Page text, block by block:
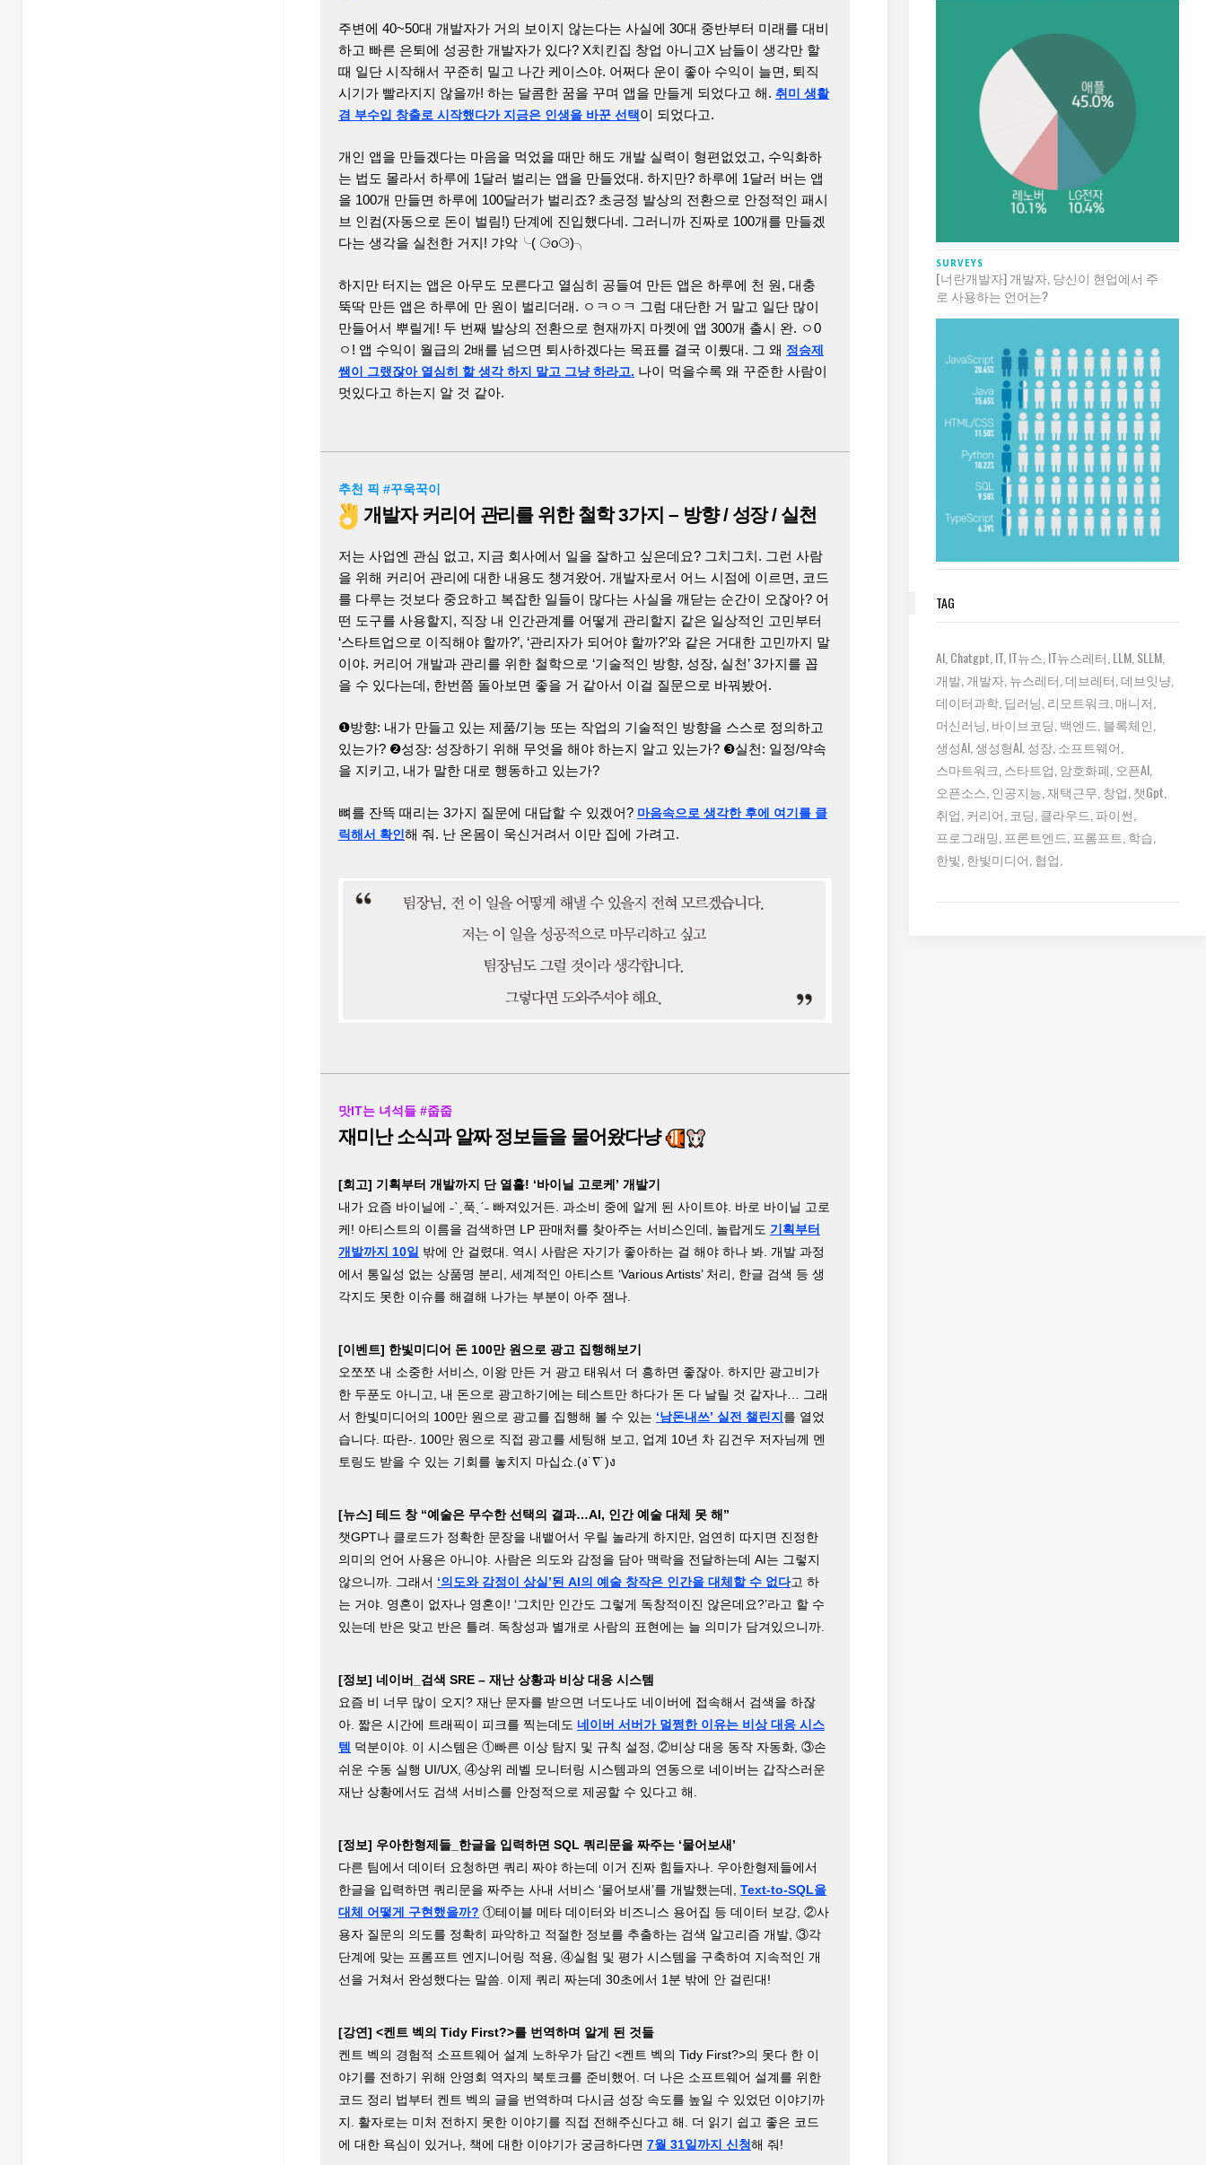
주변에 40~50대 개발자가 거의 보이지 않는다는 사실에 30대 중반부터 미래를 대비
하고 빠른 은퇴에 성공한 개발자가 있다? X치킨집 창업 아니고X 남들이 생각만 할
때 일단 시작해서 꾸준히 밀고 나간 케이스야. 어쩌다 운이 좋아 수익이 늘면, 퇴직
시기가 빨라지지 않을까! 하는 달콤한 꿈을 꾸며 앱을 만들게 되었다고 해. 취미 생활
겸 부수입 창출로 시작했다가 지금은 인생을 바꾼 선택이 되었다고.
개인 앱을 만들겠다는 마음을 먹었을 때만 해도 개발 실력이 형편없었고, 수익화하
는 법도 몰라서 하루에 1달러 벌리는 앱을 만들었대. 하지만? 하루에 1달러 버는 앱
을 100개 만들면 하루에 100달러가 벌리죠? 초긍정 발상의 전환으로 안정적인 패시
브 인컴(자동으로 돈이 벌림!) 단계에 진입했다네. 그러니까 진짜로 100개를 만들겠
다는 생각을 실천한 거지! 갸악╰( ⚆o⚆)╮
하지만 터지는 앱은 아무도 모른다고 열심히 공들여 만든 앱은 하루에 천 원, 대충
뚝딱 만든 앱은 하루에 만 원이 벌리더래. ㅇㅋㅇㅋ 그럼 대단한 거 말고 일단 많이
만들어서 뿌릴게! 두 번째 발상의 전환으로 현재까지 마켓에 앱 300개 출시 완. ㅇ0
ㅇ! 앱 수익이 월급의 2배를 넘으면 퇴사하겠다는 목표를 결국 이뤘대. 그 왜 정승제
쌤이 그랬잖아 열심히 할 생각 하지 말고 그냥 하라고. 나이 먹을수록 왜 꾸준한 사람이
멋있다고 하는지 알 것 같아.
추천 픽 #꾸욱꾹이
개발자 커리어 관리를 위한 철학 3가지 – 방향 / 성장 / 실천
저는 사업엔 관심 없고, 지금 회사에서 일을 잘하고 싶은데요? 그치그치. 그런 사람
을 위해 커리어 관리에 대한 내용도 챙겨왔어. 개발자로서 어느 시점에 이르면, 코드
를 다루는 것보다 중요하고 복잡한 일들이 많다는 사실을 깨닫는 순간이 오잖아? 어
떤 도구를 사용할지, 직장 내 인간관계를 어떻게 관리할지 같은 일상적인 고민부터
‘스타트업으로 이직해야 할까?’, ‘관리자가 되어야 할까?’와 같은 거대한 고민까지 말
이야. 커리어 개발과 관리를 위한 철학으로 ‘기술적인 방향, 성장, 실천’ 3가지를 꼽
을 수 있다는데, 한번쯤 돌아보면 좋을 거 같아서 이걸 질문으로 바꿔봤어.
❶방향: 내가 만들고 있는 제품/기능 또는 작업의 기술적인 방향을 스스로 정의하고
있는가? ❷성장: 성장하기 위해 무엇을 해야 하는지 알고 있는가? ❸실천: 일정/약속
을 지키고, 내가 말한 대로 행동하고 있는가?
뼈를 잔뜩 때리는 3가지 질문에 대답할 수 있겠어? 마음속으로 생각한 후에 여기를 클
릭해서 확인해 줘. 난 온몸이 욱신거려서 이만 집에 가려고.
맛IT는 녀석들 #줍줍
재미난 소식과 알짜 정보들을 물어왔다냥
[회고] 기획부터 개발까지 단 열흘! ‘바이닐 고로케’ 개발기
내가 요즘 바이닐에 ˗ˋˏ푹ˎˊ˗ 빠져있거든. 과소비 중에 알게 된 사이트야. 바로 바이닐 고로
케! 아티스트의 이름을 검색하면 LP 판매처를 찾아주는 서비스인데, 놀랍게도 기획부터
개발까지 10일 밖에 안 걸렸대. 역시 사람은 자기가 좋아하는 걸 해야 하나 봐. 개발 과정
에서 통일성 없는 상품명 분리, 세계적인 아티스트 ‘Various Artists’ 처리, 한글 검색 등 생
각지도 못한 이슈를 해결해 나가는 부분이 아주 잼나.
[이벤트] 한빛미디어 돈 100만 원으로 광고 집행해보기
오쪼쪼 내 소중한 서비스, 이왕 만든 거 광고 태워서 더 흥하면 좋잖아. 하지만 광고비가
한 두푼도 아니고, 내 돈으로 광고하기에는 테스트만 하다가 돈 다 날릴 것 같자나… 그래
서 한빛미디어의 100만 원으로 광고를 집행해 볼 수 있는 ‘남돈내쓰’ 실전 챌린지 를 열었
습니다. 따란-. 100만 원으로 직접 광고를 세팅해 보고, 업계 10년 차 김건우 저자님께 멘
토링도 받을 수 있는 기회를 놓치지 마십쇼.(ง˙∇˙)ง
[뉴스] 테드 창 “예술은 무수한 선택의 결과…AI, 인간 예술 대체 못 해”
챗GPT나 클로드가 정확한 문장을 내뱉어서 우릴 놀라게 하지만, 엄연히 따지면 진정한
의미의 언어 사용은 아니야. 사람은 의도와 감정을 담아 맥락을 전달하는데 AI는 그렇지
않으니까. 그래서 ‘의도와 감정이 상실’된 AI의 예술 창작은 인간을 대체할 수 없다고 하
는 거야. 영혼이 없자나 영혼이! ‘그치만 인간도 그렇게 독창적이진 않은데요?’라고 할 수
있는데 반은 맞고 반은 틀려. 독창성과 별개로 사람의 표현에는 늘 의미가 담겨있으니까.
[정보] 네이버_검색 SRE – 재난 상황과 비상 대응 시스템
요즘 비 너무 많이 오지? 재난 문자를 받으면 너도나도 네이버에 접속해서 검색을 하잖
아. 짧은 시간에 트래픽이 피크를 찍는데도 네이버 서버가 멀쩡한 이유는 비상 대응 시스
템 덕분이야. 이 시스템은 ①빠른 이상 탐지 및 규칙 설정, ②비상 대응 동작 자동화, ③손
쉬운 수동 실행 UI/UX, ④상위 레벨 모니터링 시스템과의 연동으로 네이버는 갑작스러운
재난 상황에서도 검색 서비스를 안정적으로 제공할 수 있다고 해.
[정보] 우아한형제들_한글을 입력하면 SQL 쿼리문을 짜주는 ‘물어보새’
다른 팀에서 데이터 요청하면 쿼리 짜야 하는데 이거 진짜 힘들자나. 우아한형제들에서
한글을 입력하면 쿼리문을 짜주는 사내 서비스 ‘물어보새’를 개발했는데, Text-to-SQL을
대체 어떻게 구현했을까? ①테이블 메타 데이터와 비즈니스 용어집 등 데이터 보강, ②사
용자 질문의 의도를 정확히 파악하고 적절한 정보를 추출하는 검색 알고리즘 개발, ③각
단계에 맞는 프롬프트 엔지니어링 적용, ④실험 및 평가 시스템을 구축하여 지속적인 개
선을 거쳐서 완성했다는 말씀. 이제 쿼리 짜는데 30초에서 1분 밖에 안 걸린대!
[강연] <켄트 벡의 Tidy First?>를 번역하며 알게 된 것들
켄트 벡의 경험적 소프트웨어 설계 노하우가 담긴 <켄트 벡의 Tidy First?>의 못다 한 이
야기를 전하기 위해 안영회 역자의 북토크를 준비했어. 더 나은 소프트웨어 설계를 위한
코드 정리 법부터 켄트 벡의 글을 번역하며 다시금 성장 속도를 높일 수 있었던 이야기까
지. 활자로는 미처 전하지 못한 이야기를 직접 전해주신다고 해. 더 읽기 쉽고 좋은 코드
에 대한 욕심이 있거나, 책에 대한 이야기가 궁금하다면 7월 31일까지 신청해 줘!
SURVEYS
[너란개발자] 개발자, 당신이 현업에서 주
로 사용하는 언어는?
TAG
AI Chatgpt IT IT뉴스 IT뉴스레터 LLM SLLM
개발 개발자 뉴스레터 데브레터 데브잇냥
데이터과학 딥러닝 리모트워크 매니저
머신러닝 바이브코딩 백엔드 블록체인
생성AI 생성형AI 성장 소프트웨어
스마트워크 스타트업 암호화폐 오픈AI
오픈소스 인공지능 재택근무 창업 챗gpt
취업 커리어 코딩 클라우드 파이썬
프로그래밍 프론트엔드 프롬프트 학습
한빛 한빛미디어 협업